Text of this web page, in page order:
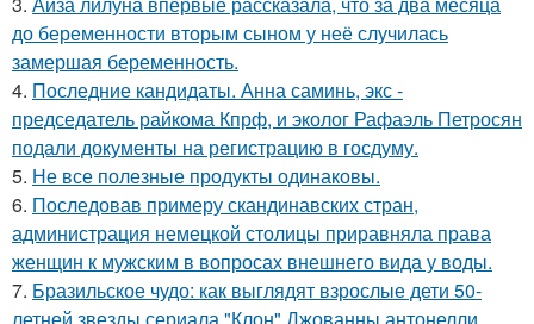
до беременности вторым сыном у неё случилась
замершая беременность.
4. Последние кандидаты. Анна саминь, экс -
председатель райкома Кпрф, и эколог Рафаэль Петросян
подали документы на регистрацию в госдуму.
5. Не все полезные продукты одинаковы.
6. Последовав примеру скандинавских стран,
администрация немецкой столицы приравняла права
женщин к мужским в вопросах внешнего вида у воды.
7. Бразильское чудо: как выглядят взрослые дети 50-